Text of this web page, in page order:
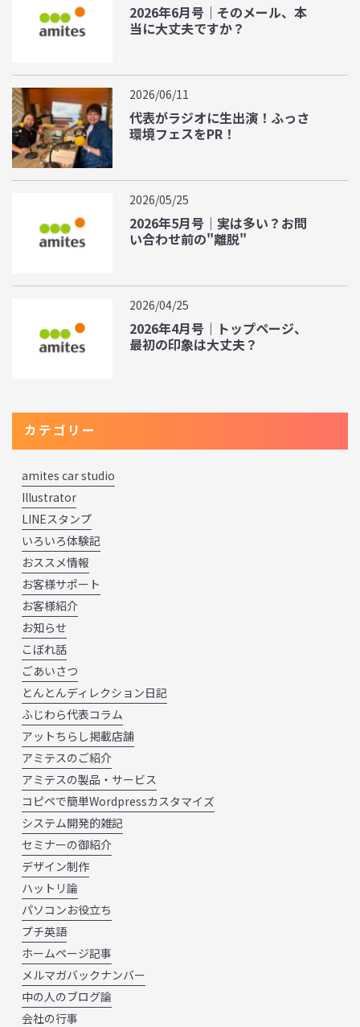
2026年6月号｜そのメール、本
当に大丈夫ですか？
2026/06/11
代表がラジオに生出演！ふっさ
環境フェスをPR！
2026/05/25
2026年5月号｜実は多い？お問
い合わせ前の"離脱"
2026/04/25
2026年4月号｜トップページ、
最初の印象は大丈夫？
カテゴリー
amites car studio
Illustrator
LINEスタンプ
いろいろ体験記
おススメ情報
お客様サポート
お客様紹介
お知らせ
こぼれ話
ごあいさつ
とんとんディレクション日記
ふじわら代表コラム
アットちらし掲載店舗
アミテスのご紹介
アミテスの製品・サービス
コピペで簡単Wordpressカスタマイズ
システム開発的雑記
セミナーの御紹介
デザイン制作
ハットリ論
パソコンお役立ち
プチ英語
ホームページ記事
メルマガバックナンバー
中の人のブログ論
会社の行事